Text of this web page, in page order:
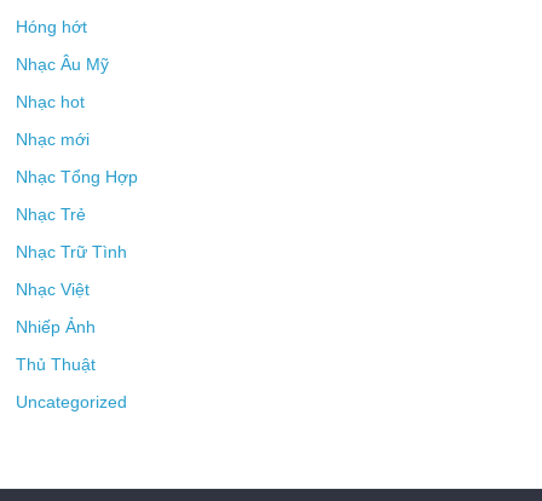
Hóng hớt
Nhạc Âu Mỹ
Nhạc hot
Nhạc mới
Nhạc Tổng Hợp
Nhạc Trẻ
Nhạc Trữ Tình
Nhạc Việt
Nhiếp Ảnh
Thủ Thuật
Uncategorized